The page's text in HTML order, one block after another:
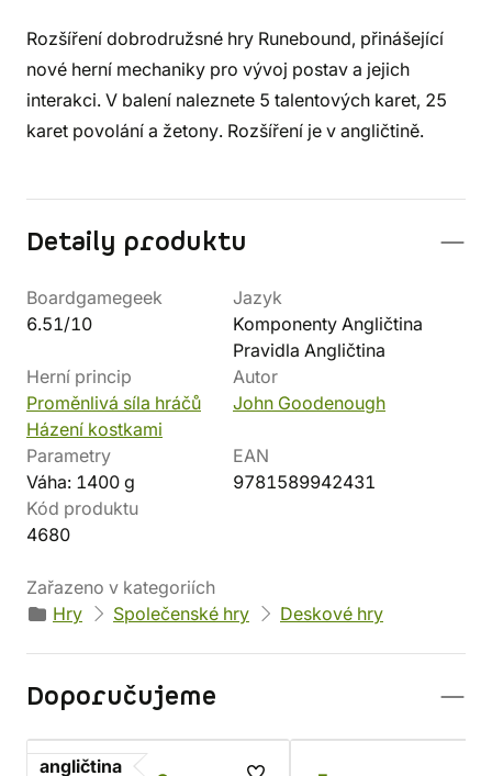
Rozšíření dobrodružsné hry Runebound, přinášející
nové herní mechaniky pro vývoj postav a jejich
interakci. V balení naleznete 5 talentových karet, 25
karet povolání a žetony. Rozšíření je v angličtině.
Detaily produktu
Boardgamegeek
6.51/10
Jazyk
Komponenty Angličtina
Pravidla Angličtina
Herní princip
Proměnlivá síla hráčů
Házení kostkami
Autor
John Goodenough
Parametry
Váha: 1400 g
EAN
9781589942431
Kód produktu
4680
Zařazeno v kategoriích
Hry
Společenské hry Deskové hry
Doporučujeme
angličtina